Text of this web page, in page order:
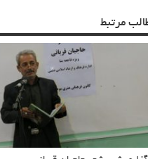
مرتبط